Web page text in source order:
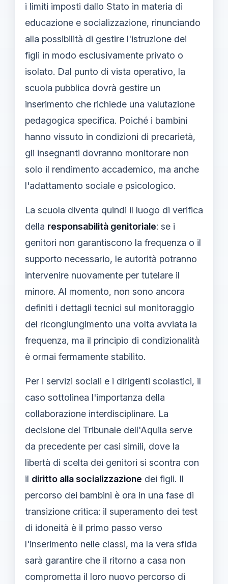
i limiti imposti dallo Stato in materia di
educazione e socializzazione, rinunciando
alla possibilità di gestire l'istruzione dei
figli in modo esclusivamente privato o
isolato. Dal punto di vista operativo, la
scuola pubblica dovrà gestire un
inserimento che richiede una valutazione
pedagogica specifica. Poiché i bambini
hanno vissuto in condizioni di precarietà,
gli insegnanti dovranno monitorare non
solo il rendimento accademico, ma anche
l'adattamento sociale e psicologico.
La scuola diventa quindi il luogo di verifica
della responsabilità genitoriale: se i
genitori non garantiscono la frequenza o il
supporto necessario, le autorità potranno
intervenire nuovamente per tutelare il
minore. Al momento, non sono ancora
definiti i dettagli tecnici sul monitoraggio
del ricongiungimento una volta avviata la
frequenza, ma il principio di condizionalità
è ormai fermamente stabilito.
Per i servizi sociali e i dirigenti scolastici, il
caso sottolinea l'importanza della
collaborazione interdisciplinare. La
decisione del Tribunale dell'Aquila serve
da precedente per casi simili, dove la
libertà di scelta dei genitori si scontra con
il diritto alla socializzazione dei figli. Il
percorso dei bambini è ora in una fase di
transizione critica: il superamento dei test
di idoneità è il primo passo verso
l'inserimento nelle classi, ma la vera sfida
sarà garantire che il ritorno a casa non
comprometta il loro nuovo percorso di